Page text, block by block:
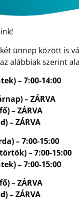
ünnep között is
alábbiak szerint
– 7:00-14:00
– ZÁRVA
– ZÁRVA
– ZÁRVA
– 7:00-15:00
– 7:00-15:00
– 7:00-15:00
– ZÁRVA
– ZÁRVA